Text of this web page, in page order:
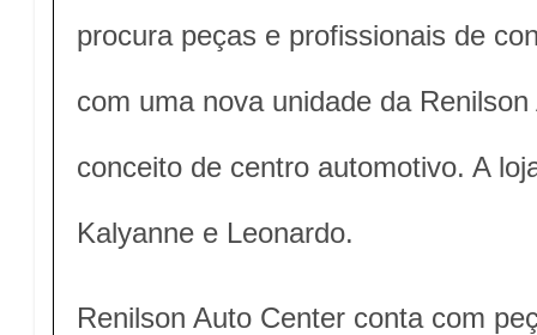
procura peças e profissionais de
com uma nova unidade da
conceito de centro automotivo. A
Kalyanne e Leonardo.
Renilson Auto Center conta com